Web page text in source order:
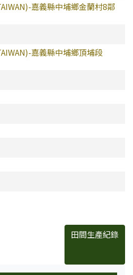
嘉義縣中埔鄉金蘭村8鄰
嘉義縣中埔鄉頂埔段
田間生產紀錄